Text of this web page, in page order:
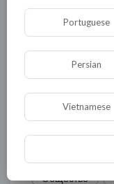
Общество
Portuguese
Persian
Vietnamese